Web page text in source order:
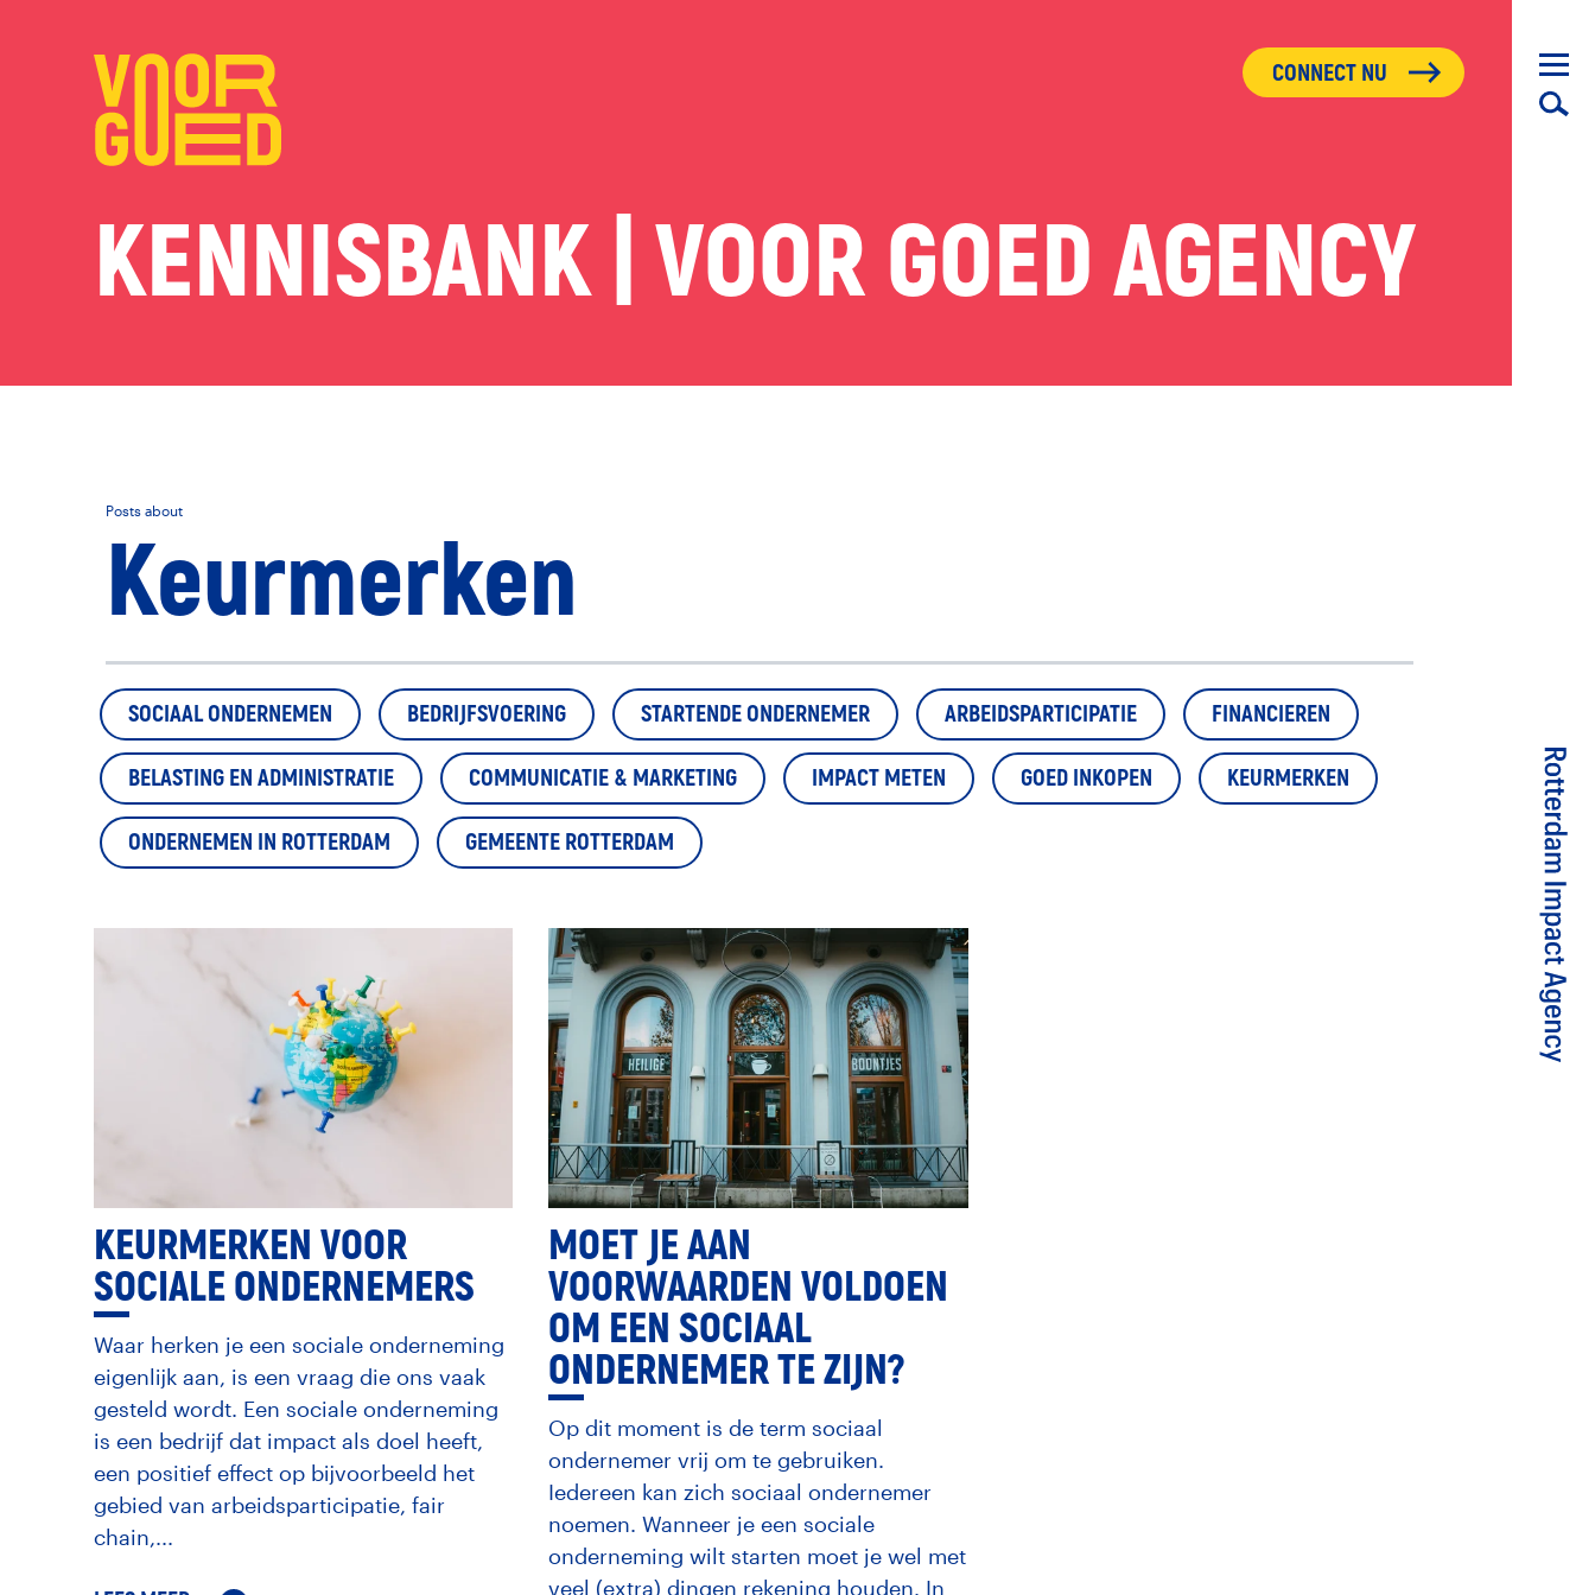
CONNECT NU
KENNISBANK | VOOR GOED AGENCY
Posts about
Keurmerken
SOCIAAL ONDERNEMEN BEDRIJFSVOERING STARTENDE ONDERNEMER ARBEIDSPARTICIPATIE FINANCIEREN
BELASTING EN ADMINISTRATIE COMMUNICATIE & MARKETING IMPACT METEN GOED INKOPEN KEURMERKEN
ONDERNEMEN IN ROTTERDAM GEMEENTE ROTTERDAM
KEURMERKEN VOOR
SOCIALE ONDERNEMERS
Waar herken je een sociale onderneming
eigenlijk aan, is een vraag die ons vaak
gesteld wordt. Een sociale onderneming
is een bedrijf dat impact als doel heeft,
een positief effect op bijvoorbeeld het
gebied van arbeidsparticipatie, fair
chain,...
MOET JE AAN
VOORWAARDEN VOLDOEN
OM EEN SOCIAAL
ONDERNEMER TE ZIJN?
Op dit moment is de term sociaal
ondernemer vrij om te gebruiken.
Iedereen kan zich sociaal ondernemer
noemen. Wanneer je een sociale
onderneming wilt starten moet je wel met
veel (extra) dingen rekening houden. In